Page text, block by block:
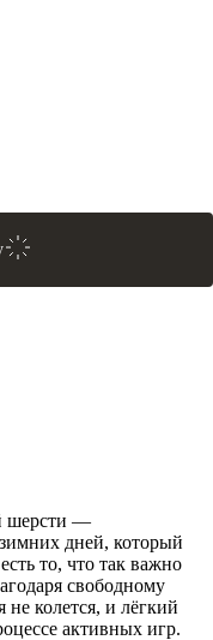
шерсти —
дней, который
то, что так важно
свободному
не колется, и лёгкий
активных игр.